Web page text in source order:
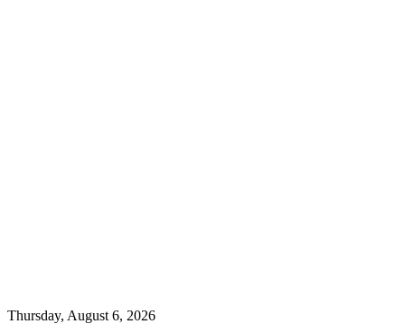
Thursday, August 6, 2026